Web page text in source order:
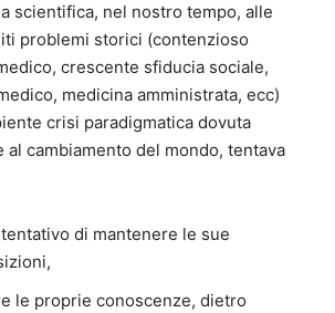
scientifica, nel nostro tempo, alle
problemi storici (contenzioso
crescente sfiducia sociale,
medicina amministrata, ecc)
crisi paradigmatica dovuta
al cambiamento del mondo, tentava
di mantenere le sue
le proprie conoscenze, dietro